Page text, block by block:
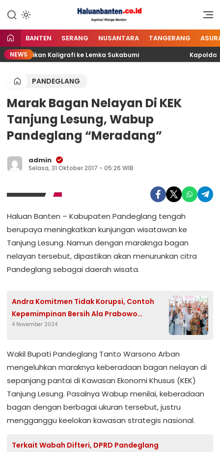
konten
Haluan Banten
Aspirasi Warga Banten
BANTEN SERANG NUSANTARA TANGERANG
NEWS Kaligrafi ke Lemka Sukabumi Kapolda
PANDEGLANG
Marak Bagan Nelayan Di KEK
Tanjung Lesung, Wabup
Pandeglang “Meradang”
admin
Selasa, 31 Oktober 2017 - 05:26 WIB
Haluan Banten – Kabupaten Pandeglang tengah
berupaya meningkatkan kunjungan wisatawan ke
Tanjung Lesung. Namun dengan maraknga bagan
nelayan tersebut, dipastikan akan menurunkan citra
Pandeglang sebagai daerah wisata.
Andra Komitmen Tidak Korupsi, Contoh
Kepemimpinan Bersih Ala Prabowo
Subianto
4 November 2024
Wakil Bupati Pandeglang Tanto Warsono Arban
mengeluhkan maraknya keberadaan bagan nelayan di
sepanjang pantai di Kawasan Ekonomi Khusus (KEK)
Tanjung Lesung. Pasalnya Wabup menilai, keberadaan
bagan dengan berbagai ukuran tersebut, justru
mengganggu keelokan kawasan strategis nasional.
Terkait Wabah Difteri, DPRD Pandeglang